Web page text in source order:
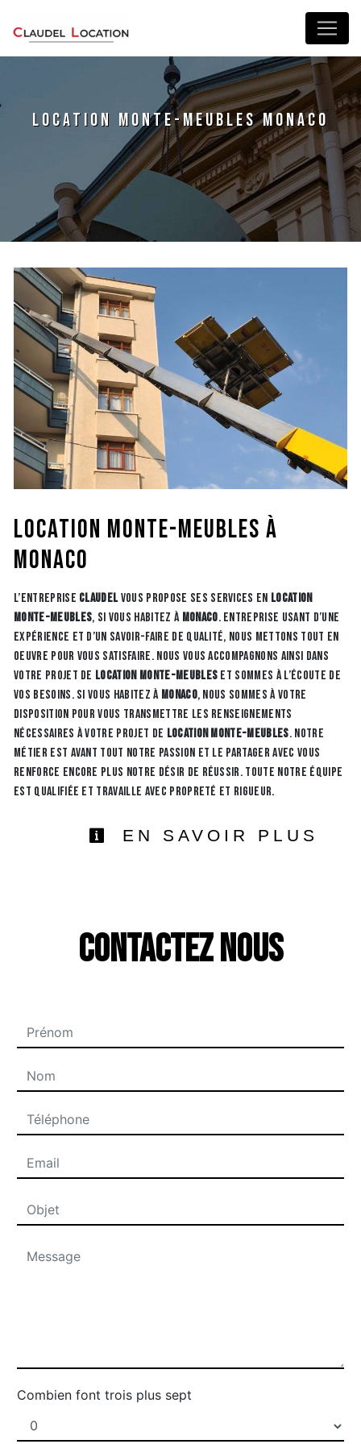
location monte-meubles Monaco
location monte-meubles à
Monaco
L’entreprise CLAUDELvous propose ses services en location
monte-meubles, si vous habitez à Monaco. Entreprise usant d’une
expérience et d’un savoir-faire de qualité, nous mettons tout en
oeuvre pour vous satisfaire. Nous vous accompagnons ainsi dans
votre projet de location monte-meubles et sommes à l’écoute de
vos besoins. Si vous habitez à Monaco, nous sommes à votre
disposition pour vous transmettre les renseignements
nécessaires à votre projet de location monte-meubles. Notre
métier est avant tout notre passion et le partager avec vous
renforce encore plus notre désir de réussir. Toute notre équipe
est qualifiée et travaille avec propreté et rigueur.
EN SAVOIR PLUS
Contactez nous
Combien font trois plus sept